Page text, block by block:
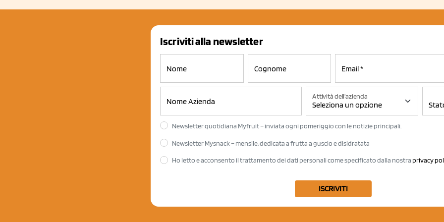
Iscriviti alla newsletter
Attività dell'azienda
Newsletter quotidiana Myfruit – inviata ogni pomeriggio con le notizie principali.
Newsletter Mysnack – mensile, dedicata a frutta a guscio e disidratata
Ho letto e acconsento il trattamento dei dati personali come specificato dalla nostra privacy
ISCRIVITI